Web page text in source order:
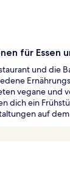
für Essen
und die
vegane und
dich ein
auf